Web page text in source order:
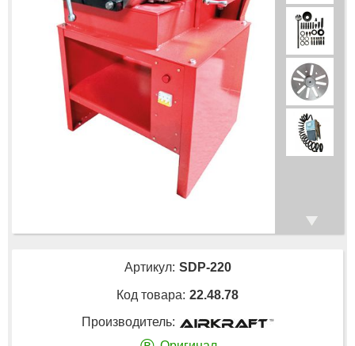
Артикул: SDP-220
Код товара: 22.48.78
Производитель: